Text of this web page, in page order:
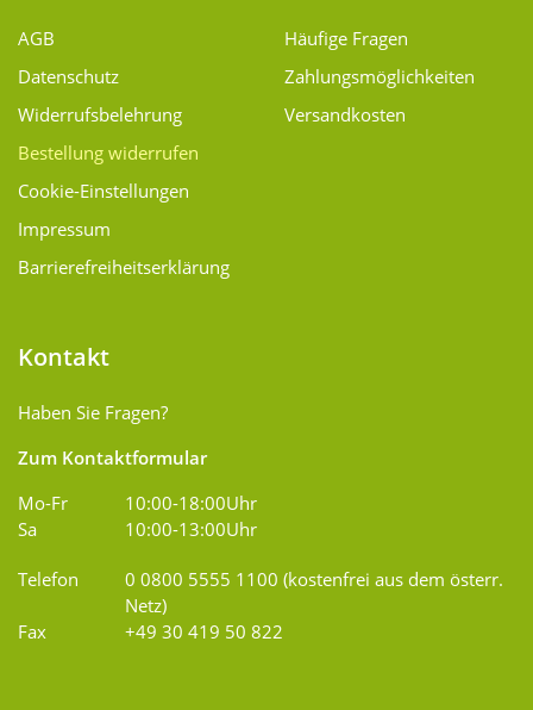
AGB
Datenschutz
Widerrufsbelehrung
Bestellung widerrufen
Cookie-Einstellungen
Impressum
Barrierefreiheitserklärung
Häufige Fragen
Zahlungsmöglichkeiten
Versandkosten
Kontakt
Haben Sie Fragen?
Zum Kontaktformular
Mo-Fr
10:00-18:00Uhr
Sa
10:00-13:00Uhr
Telefon
0 0800 5555 1100 (kostenfrei aus dem österr.
Netz)
Fax
+49 30 419 50 822